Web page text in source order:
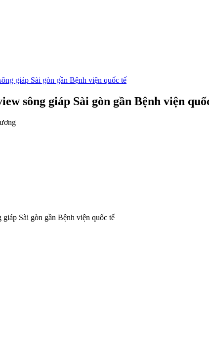
giáp Sài gòn gần Bệnh viện quốc tế
sông giáp Sài gòn gần Bệnh viện